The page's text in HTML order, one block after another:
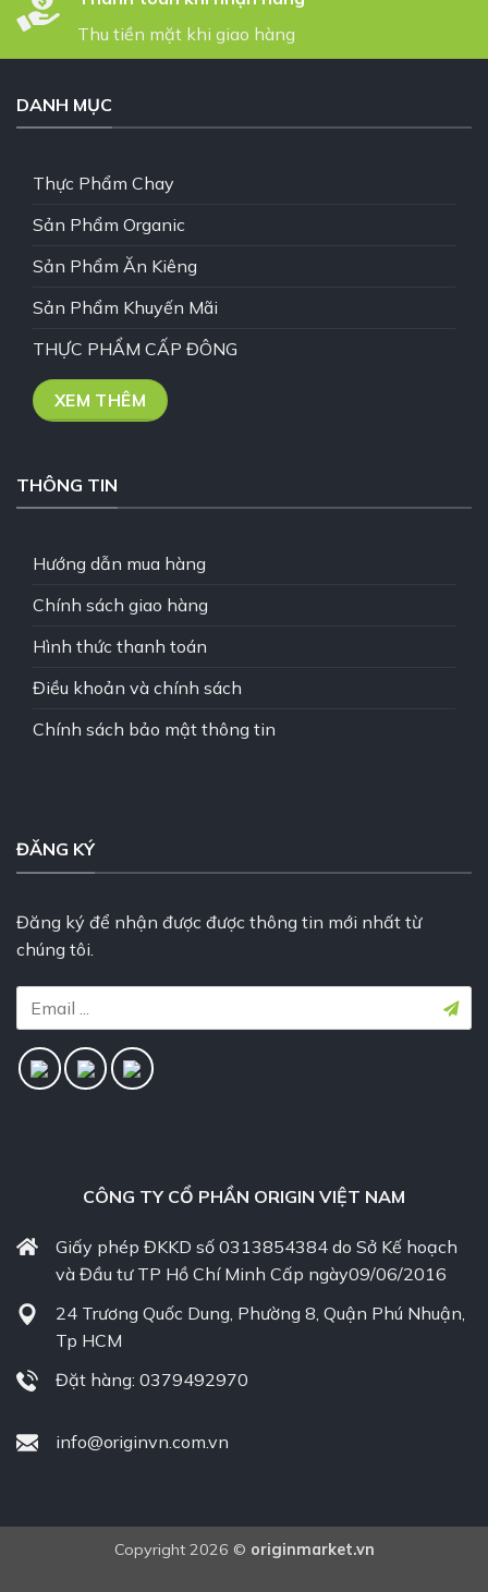
Thu tiền mặt khi giao hàng
DANH MỤC
Thực Phẩm Chay
Sản Phẩm Organic
Sản Phẩm Ăn Kiêng
Sản Phẩm Khuyến Mãi
THỰC PHẨM CẤP ĐÔNG
XEM THÊM
THÔNG TIN
Hướng dẫn mua hàng
Chính sách giao hàng
Hình thức thanh toán
Điều khoản và chính sách
Chính sách bảo mật thông tin
ĐĂNG KÝ
Đăng ký để nhận được được thông tin mới nhất từ
chúng tôi.
CÔNG TY CỔ PHẦN ORIGIN VIỆT NAM
Giấy phép ĐKKD số 0313854384 do Sở Kế hoạch
và Đầu tư TP Hồ Chí Minh Cấp ngày09/06/2016
24 Trương Quốc Dung, Phường 8, Quận Phú Nhuận,
Tp HCM
Đặt hàng: 0379492970
info@originvn.com.vn
Copyright 2026 © originmarket.vn